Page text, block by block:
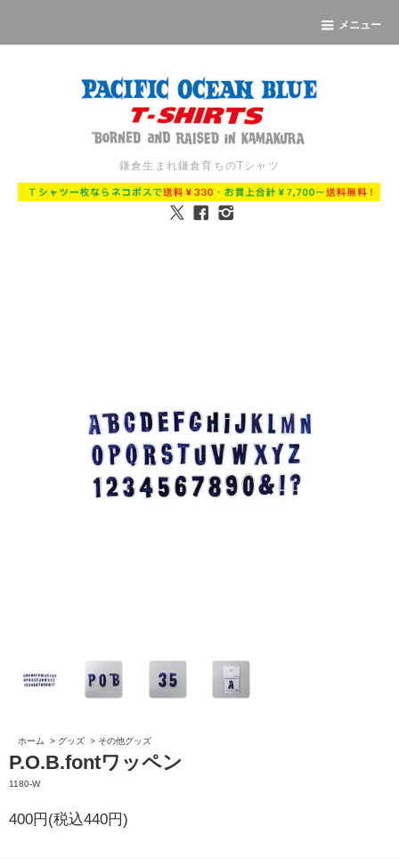
メニュー
鎌倉生まれ鎌倉育ちのTシャツ
ホーム > グッズ > その他グッズ
P.O.B.fontワッペン
1180-W
400円(税込440円)